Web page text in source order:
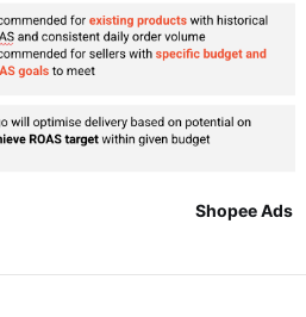
Shopee Ads